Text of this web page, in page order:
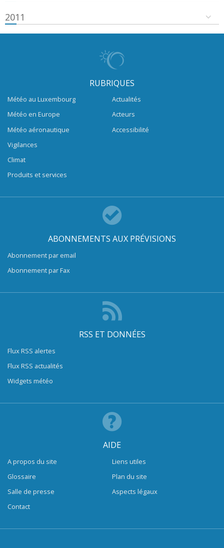
2011
RUBRIQUES
Météo au Luxembourg
Météo en Europe
Météo aéronautique
Vigilances
Climat
Produits et services
Actualités
Acteurs
Accessibilité
ABONNEMENTS AUX PRÉVISIONS
Abonnement par email
Abonnement par Fax
RSS ET DONNÉES
Flux RSS alertes
Flux RSS actualités
Widgets météo
AIDE
A propos du site
Glossaire
Salle de presse
Contact
Liens utiles
Plan du site
Aspects légaux